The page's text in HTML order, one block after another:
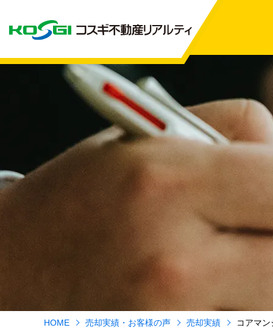
HOME 売却実績・お客様の声 売却実績 コアマ